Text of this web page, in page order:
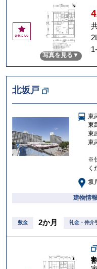
お
気
り
写真を見る
北坂戸
東
東
東
東
※
く
坂
建物情
敷金 2か月 礼金・仲介